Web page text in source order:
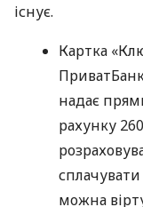
існує.
Картка
надає
рахунку
можна